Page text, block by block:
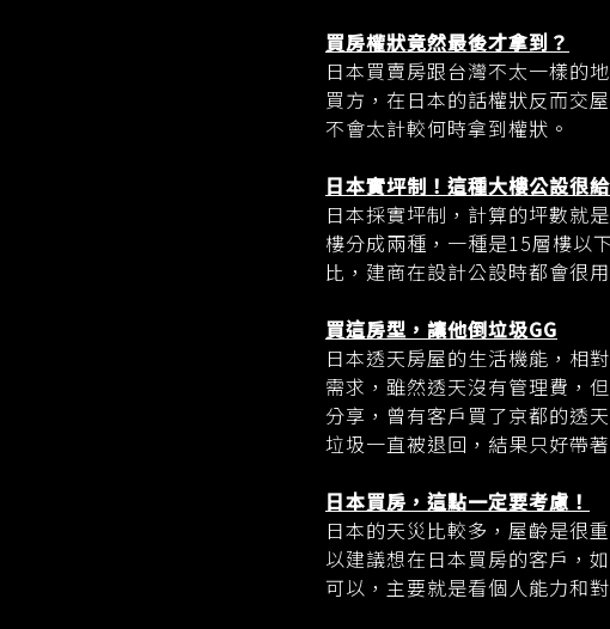
買房權狀竟然最後才拿到？
日本買賣房跟台灣不太一樣的
買方，在日本的話權狀反而交
不會太計較何時拿到權狀。
日本實坪制！這種大樓公設很
日本採實坪制，計算的坪數就
樓分成兩種，一種是15層樓以
比，建商在設計公設時都會很
買這房型，讓他倒垃圾GG
日本透天房屋的生活機能，相
需求，雖然透天沒有管理費，
分享，曾有客戶買了京都的透
垃圾一直被退回，結果只好帶
日本買房，這點一定要考慮！
日本的天災比較多，屋齡是很
以建議想在日本買房的客戶，
可以，主要就是看個人能力和